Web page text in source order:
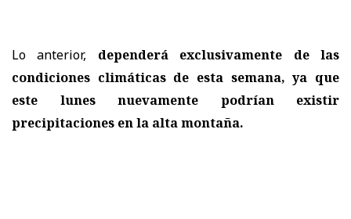
Lo anterior, dependerá exclusivamente de las
condiciones climáticas de esta semana, ya que
este lunes nuevamente podrían existir
precipitaciones en la alta montaña.